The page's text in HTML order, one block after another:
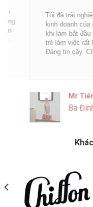
Tôi đã trải nghiệm
kinh doanh của
khi làm bắt đầu
trẻ làm việc rất
Đáng tin cậy. Chúc
Mr Tiến -
Ba Đình,